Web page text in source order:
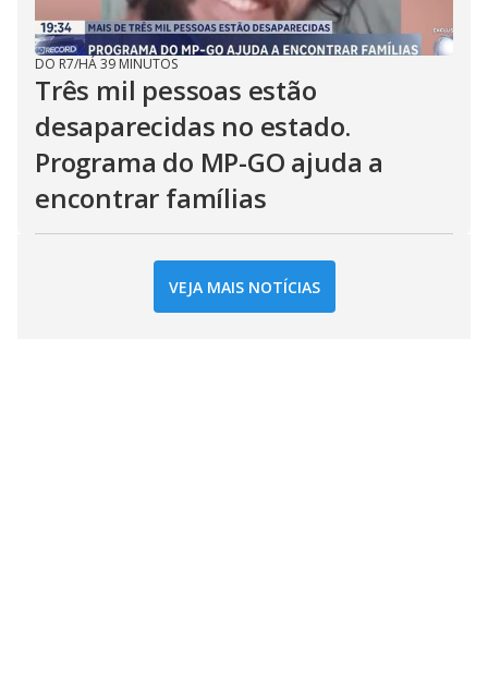
DO R7/HÁ 39 MINUTOS
Três mil pessoas estão
desaparecidas no estado.
Programa do MP-GO ajuda a
encontrar famílias
VEJA MAIS NOTÍCIAS